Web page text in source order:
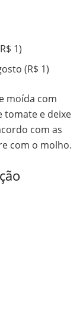
1)
(R$ 1)
moída com
tomate e deixe
com as
com o molho.